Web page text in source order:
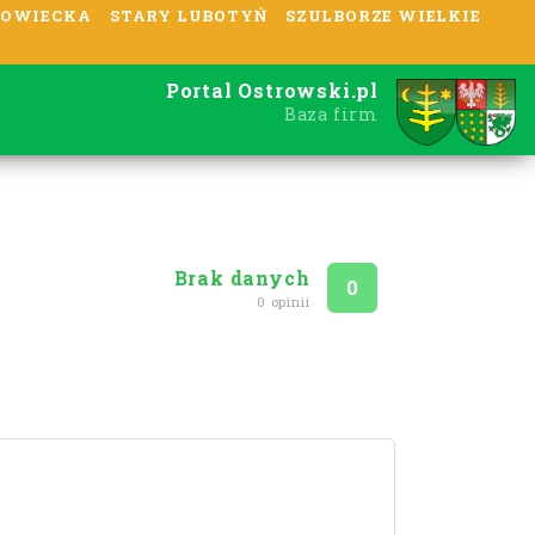
STARY LUBOTYŃ
SZULBORZE WIELKIE
Portal Ostrowski.pl
Baza firm
Brak danych
0 opinii
Ocena
0